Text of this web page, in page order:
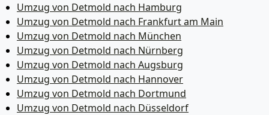
Umzug von Detmold nach Hamburg
Umzug von Detmold nach Frankfurt am Main
Umzug von Detmold nach München
Umzug von Detmold nach Nürnberg
Umzug von Detmold nach Augsburg
Umzug von Detmold nach Hannover
Umzug von Detmold nach Dortmund
Umzug von Detmold nach Düsseldorf